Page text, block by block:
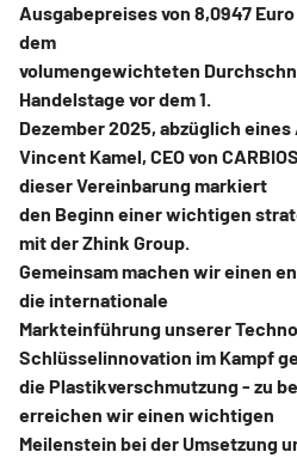
Ausgabepreises von 8,0947
dem
volumengewichteten
Handelstage vor dem 1.
Dezember 2025, abzüglich eines
Vincent Kamel, CEO von
dieser Vereinbarung markiert
den Beginn einer wichtigen
mit der Zhink Group.
Gemeinsam machen wir einen
die internationale
Markteinführung unserer
Schlüsselinnovation im Kampf
die Plastikverschmutzung - zu
erreichen wir einen wichtigen
Meilenstein bei der Umsetzung